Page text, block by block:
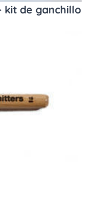
kit de ganchillo